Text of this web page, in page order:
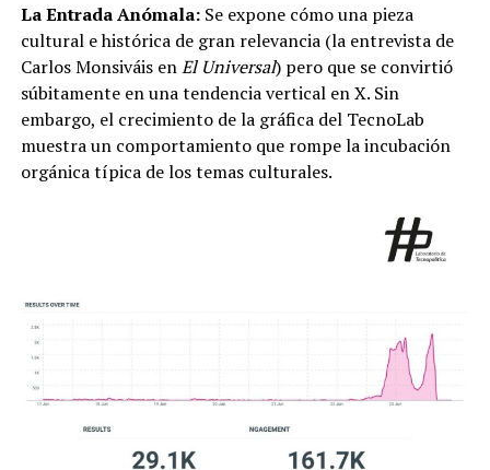
La Entrada Anómala:Se expone cómo una pieza
cultural e histórica de gran relevancia (la entrevista de
Carlos Monsiváis enEl Universal) pero que se convirtió
súbitamente en una tendencia vertical en X. Sin
embargo, el crecimiento de la gráfica del TecnoLab
muestra un comportamiento que rompe la incubación
orgánica típica de los temas culturales.